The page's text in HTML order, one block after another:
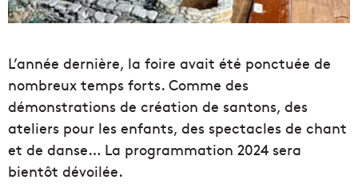
L’année dernière, la foire avait été ponctuée de
nombreux temps forts. Comme des
démonstrations de création de santons, des
ateliers pour les enfants, des spectacles de chant
et de danse… La programmation 2024 sera
bientôt dévoilée.